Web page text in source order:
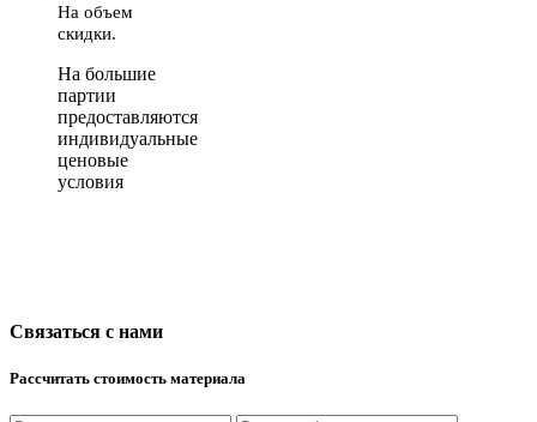
На объем
скидки.
На большие
партии
предоставляются
индивидуальные
ценовые
условия
Связаться с нами
Рассчитать стоимость материала